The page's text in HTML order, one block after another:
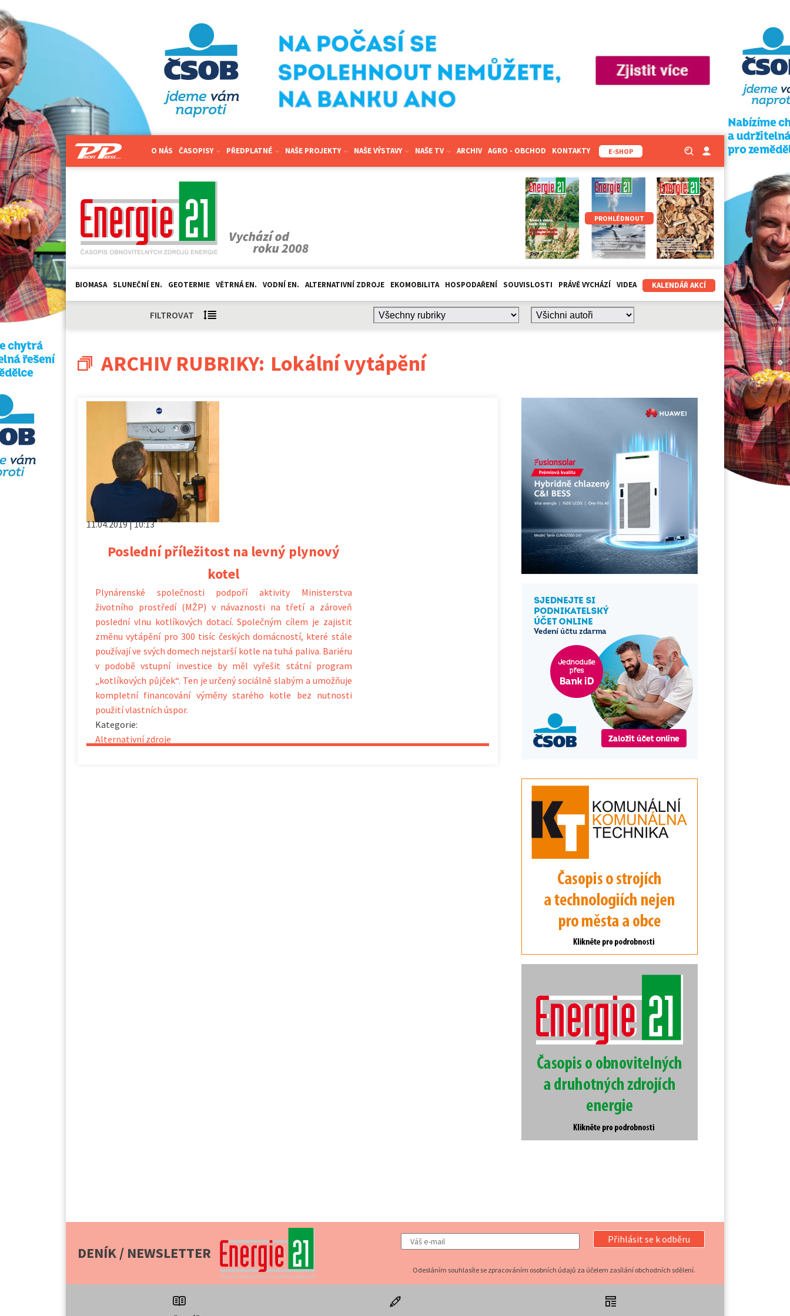
O NÁS ČASOPISY PŘEDPLATNÉ NAŠE PROJEKTY NAŠE VÝSTAVY NAŠE TV ARCHIV AGRO - OBCHOD KONTAKTY E-SHOP
PROHLÉDNOUT
BIOMASA SLUNEČNÍ EN. GEOTERMIE VĚTRNÁ EN. VODNÍ EN. ALTERNATIVNÍ ZDROJE EKOMOBILITA HOSPODAŘENÍ SOUVISLOSTI PRÁVĚ VYCHÁZÍ VIDEA KALENDÁŘ AKCÍ
FILTROVAT
ARCHIV RUBRIKY: Lokální vytápění
11.04.2019 | 10:13
Poslední příležitost na levný plynový
kotel
Plynárenské společnosti podpoří aktivity Ministerstva
životního prostředí (MŽP) v návaznosti na třetí a zároveň
poslední vlnu kotlíkových dotací. Společným cílem je zajistit
změnu vytápění pro 300 tisíc českých domácností, které stále
používají ve svých domech nejstarší kotle na tuhá paliva. Bariéru
v podobě vstupní investice by měl vyřešit státní program
„kotlíkových půjček“. Ten je určený sociálně slabým a umožňuje
kompletní financování výměny starého kotle bez nutnosti
použití vlastních úspor.
Kategorie:
Alternativní zdroje
DENÍK / NEWSLETTER
Přihlásit se k odběru
Odesláním souhlasíte se zpracováním osobních údajů za účelem zasílání obchodních sdělení.